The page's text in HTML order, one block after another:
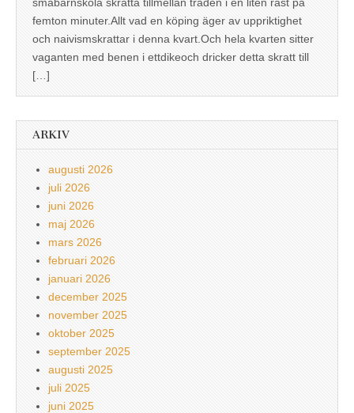
femton minuter.Allt vad en köping äger av uppriktighet
och naivismskrattar i denna kvart.Och hela kvarten sitter
vaganten med benen i ettdikeoch dricker detta skratt till
[…]
ARKIV
augusti 2026
juli 2026
juni 2026
maj 2026
mars 2026
februari 2026
januari 2026
december 2025
november 2025
oktober 2025
september 2025
augusti 2025
juli 2025
juni 2025